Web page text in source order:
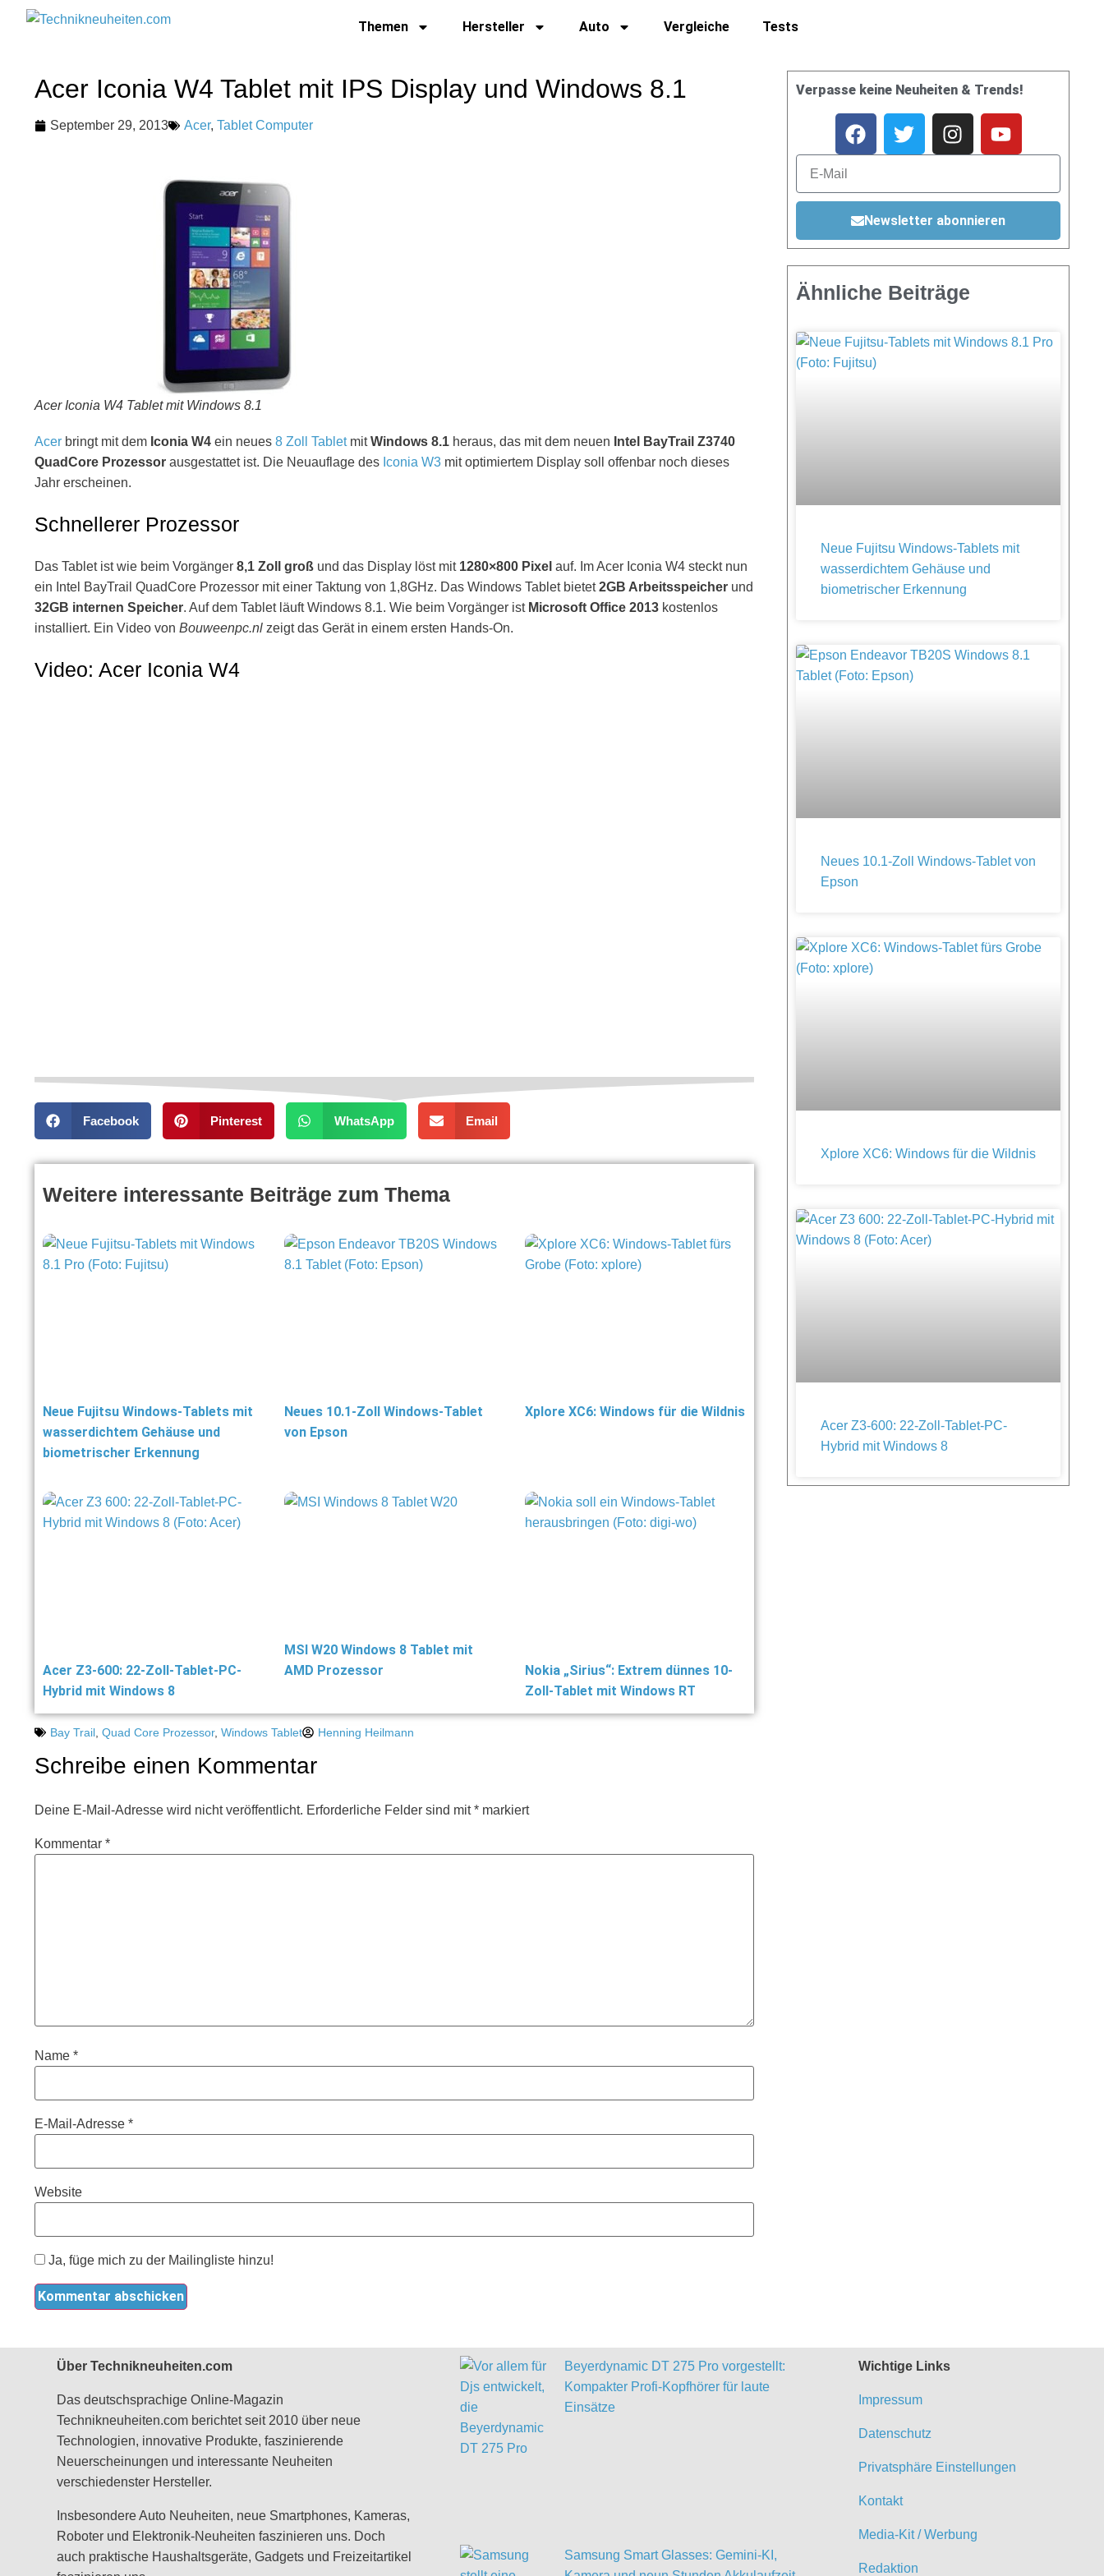
Themen Hersteller Auto Vergleiche Tests
Acer Iconia W4 Tablet mit IPS Display und Windows 8.1
September 29, 2013 Acer, Tablet Computer
Acer Iconia W4 Tablet mit Windows 8.1
Acer bringt mit dem Iconia W4 ein neues 8 Zoll TabletmitWindows 8.1 heraus, das mit dem neuen Intel BayTrail Z3740
QuadCore Prozessor ausgestattet ist. Die Neuauflage des Iconia W3 mit optimiertem Display soll offenbar noch dieses
Jahr erscheinen.
Schnellerer Prozessor
Das Tablet ist wie beim Vorgänger 8,1 Zoll groß und das Display löst mit 1280×800 Pixel auf. Im Acer Iconia W4 steckt nun
ein Intel BayTrail QuadCore Prozessor mit einer Taktung von 1,8GHz. Das Windows Tablet bietet2GB Arbeitsspeicher und
32GB internen Speicher. Auf dem Tablet läuft Windows 8.1. Wie beim Vorgänger ist Microsoft Office 2013 kostenlos
installiert. Ein Video von Bouweenpc.nl zeigt das Gerät in einem ersten Hands-On.
Video: Acer Iconia W4
Facebook Pinterest WhatsApp Email
Weitere interessante Beiträge zum Thema
Neue Fujitsu Windows-Tablets mit
wasserdichtem Gehäuse und
biometrischer Erkennung
Neues 10.1-Zoll Windows-Tablet
von Epson
Xplore XC6: Windows für die Wildnis
Acer Z3-600: 22-Zoll-Tablet-PC-
Hybrid mit Windows 8
MSI W20 Windows 8 Tablet mit
AMD Prozessor
Nokia „Sirius“: Extrem dünnes 10-
Zoll-Tablet mit Windows RT
Bay Trail Quad Core Prozessor, Windows Tablet Henning Heilmann
Schreibe einen Kommentar
Deine E-Mail-Adresse wird nicht veröffentlicht. Erforderliche Felder sind mit* markiert
Kommentar *
Name *
E-Mail-Adresse *
Website
Ja, füge mich zu der Mailingliste hinzu!
Verpasse keine Neuheiten & Trends!
Newsletter abonnieren
Ähnliche Beiträge
Neue Fujitsu Windows-Tablets mit
wasserdichtem Gehäuse und
biometrischer Erkennung
Neues 10.1-Zoll Windows-Tablet von
Epson
Xplore XC6: Windows für die Wildnis
Acer Z3-600: 22-Zoll-Tablet-PC-
Hybrid mit Windows 8
Über Technikneuheiten.com
Das deutschsprachige Online-Magazin
Technikneuheiten.com berichtet seit 2010 über neue
Technologien, innovative Produkte, faszinierende
Neuerscheinungen und interessante Neuheiten
verschiedenster Hersteller.
Insbesondere Auto Neuheiten, neue Smartphones, Kameras,
Roboter und Elektronik-Neuheiten faszinieren uns. Doch
auch praktische Haushaltsgeräte, Gadgets und Freizeitartikel
Beyerdynamic DT 275 Pro vorgestellt:
Kompakter Profi-Kopfhörer für laute
Einsätze
Samsung Smart Glasses: Gemini-KI,
Wichtige Links
Impressum
Datenschutz
Privatsphäre Einstellungen
Kontakt
Media-Kit / Werbung
Redaktion